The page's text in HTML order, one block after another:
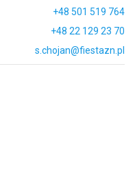
+48 501 519 764
+48 22 129 23 70
s.chojan@fiestazn.pl